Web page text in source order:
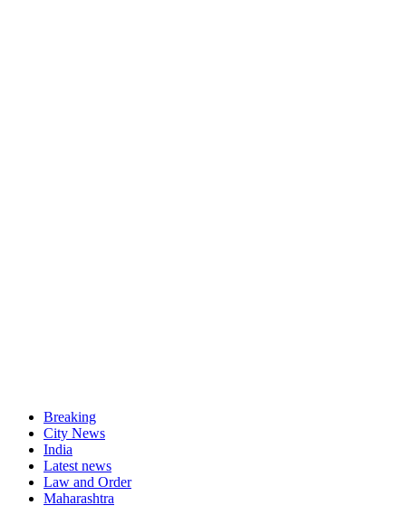
Breaking
City News
India
Latest news
Law and Order
Maharashtra